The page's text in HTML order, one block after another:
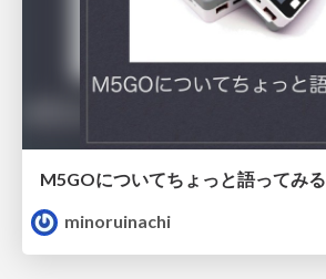
M5GOについてちょっと語ってみる
minoruinachi